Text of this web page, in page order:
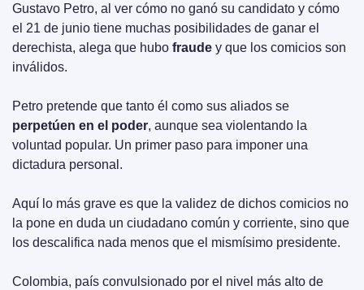
Gustavo Petro, al ver cómo no ganó su candidato y cómo
el 21 de junio tiene muchas posibilidades de ganar el
derechista, alega que hubo fraude y que los comicios son
inválidos.
perpetúen en el poder, aunque sea violentando la
voluntad popular. Un primer paso para imponer una
dictadura personal.
Aquí lo más grave es que la validez de dichos comicios no
la pone en duda un ciudadano común y corriente, sino que
los descalifica nada menos que el mismísimo presidente.
Colombia, país convulsionado por el nivel más alto de